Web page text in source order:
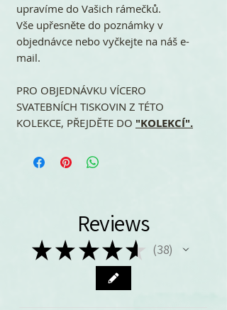
upravíme do Vašich rámečků.
Vše upřesněte do poznámky v
objednávce nebo vyčkejte na náš e-
mail.
PRO OBJEDNÁVKU VÍCERO
SVATEBNÍCH TISKOVIN Z TÉTO
KOLEKCE, PŘEJDĚTE DO "KOLEKCÍ".
Reviews
★ ★★★★ 38
38